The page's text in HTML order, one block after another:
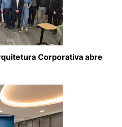
Corporativa abre